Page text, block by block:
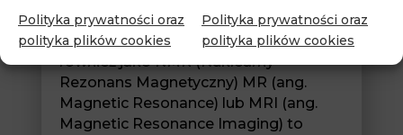
Polityka prywatności oraz
polityka plików cookies
Polityka prywatności oraz
polityka plików cookies
Rezonans Magnetyczny (RM) znany
również jako NMR (Nuklearny
Rezonans Magnetyczny) MR (ang.
Magnetic Resonance) lub MRI (ang.
Magnetic Resonance Imaging) to